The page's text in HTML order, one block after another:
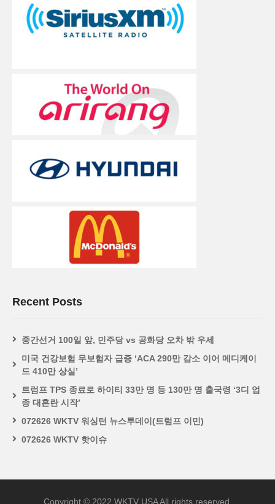
Recent Posts
중간선거 100일 앞, 민주당 vs 공화당 오차 밖 우세
미국 건강보험 무보험자 급증 ‘ACA 290만 감소 이어 메디케이
드 410만 상실’
트럼프 TPS 종료로 하이티 33만 명 등 130만 명 출국령 ‘3디 업
종 대혼란 시작’
072626 WKTV 워싱턴 뉴스투데이(트럼프 이민)
072626 WKTV 핫이슈
Copyright © 2022 WKTV USA All rights reserved.